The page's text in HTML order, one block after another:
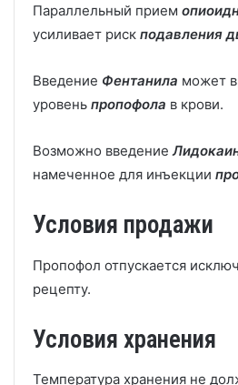
Параллельный прием
усиливает риск подавления
Введение Фентанила может
уровень пропофола в крови.
Возможно введение
намеченное для инъекции
Условия продажи
Пропофол отпускается
рецепту.
Условия хранения
Температура хранения не